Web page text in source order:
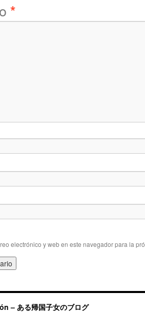
*
electrónico y web en este navegador para la
– ある帰国子女のブログ